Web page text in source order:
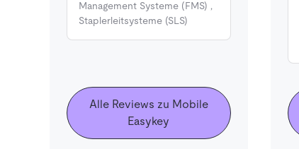
Management Systeme (FMS) ,
Staplerleitsysteme (SLS)
Alle Reviews zu Mobile
Easykey